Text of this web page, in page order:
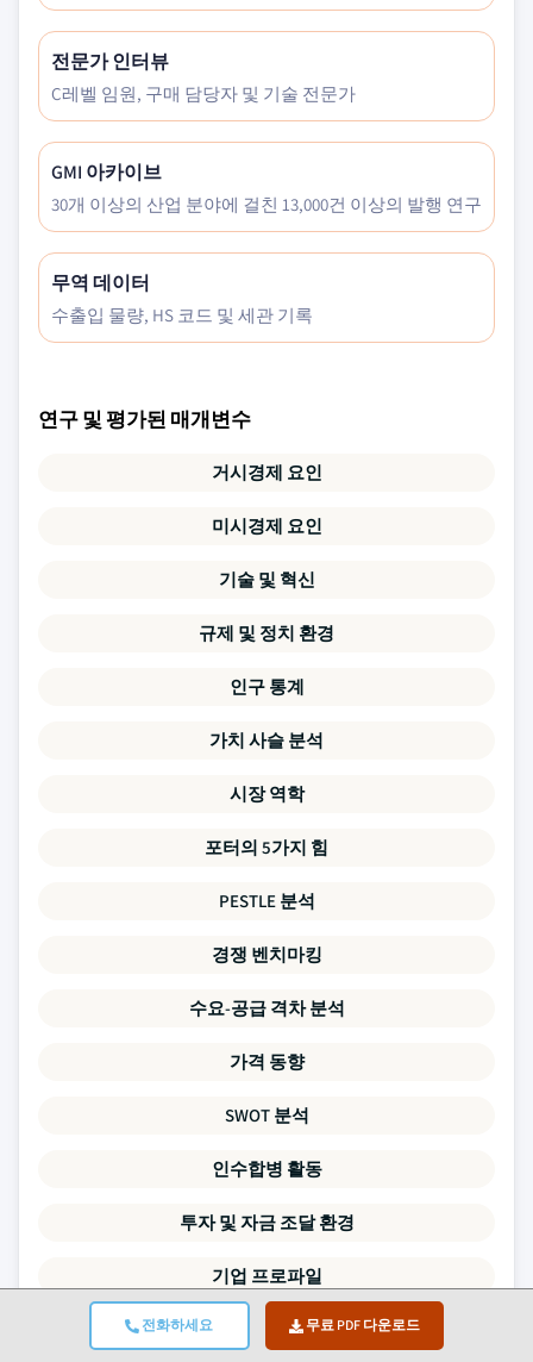
전화하세요 무료 PDF 다운로드
전문가 인터뷰
C레벨 임원, 구매 담당자 및 기술 전문가
GMI 아카이브
30개 이상의 산업 분야에 걸친 13,000건 이상의 발행 연구
무역 데이터
수출입 물량, HS 코드 및 세관 기록
연구 및 평가된 매개변수
거시경제 요인
미시경제 요인
기술 및 혁신
규제 및 정치 환경
인구 통계
가치 사슬 분석
시장 역학
포터의 5가지 힘
PESTLE 분석
경쟁 벤치마킹
수요-공급 격차 분석
가격 동향
SWOT 분석
인수합병 활동
투자 및 자금 조달 환경
기업 프로파일
이 보고서의 모든 데이터 포인트는 1차 인터뷰와 실제 상향식 모